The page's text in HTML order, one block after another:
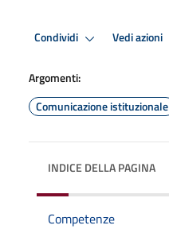
Condividi Vedi azioni
Argomenti:
Comunicazione istituzionale
INDICE DELLA PAGINA
Competenze